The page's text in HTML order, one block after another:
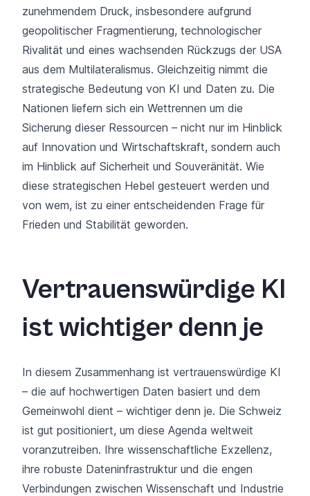
zunehmendem Druck, insbesondere aufgrund
geopolitischer Fragmentierung, technologischer
Rivalität und eines wachsenden Rückzugs der USA
aus dem Multilateralismus. Gleichzeitig nimmt die
strategische Bedeutung von KI und Daten zu. Die
Nationen liefern sich ein Wettrennen um die
Sicherung dieser Ressourcen – nicht nur im Hinblick
auf Innovation und Wirtschaftskraft, sondern auch
im Hinblick auf Sicherheit und Souveränität. Wie
diese strategischen Hebel gesteuert werden und
von wem, ist zu einer entscheidenden Frage für
Frieden und Stabilität geworden.
Vertrauenswürdige KI
ist wichtiger denn je
In diesem Zusammenhang ist vertrauenswürdige KI
– die auf hochwertigen Daten basiert und dem
Gemeinwohl dient – wichtiger denn je. Die Schweiz
ist gut positioniert, um diese Agenda weltweit
voranzutreiben. Ihre wissenschaftliche Exzellenz,
ihre robuste Dateninfrastruktur und die engen
Verbindungen zwischen Wissenschaft und Industrie